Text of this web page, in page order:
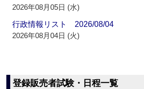
2026年08月05日 (水)
行政情報リスト 2026/08/04
2026年08月04日 (火)
登録販売者試験・日程一覧